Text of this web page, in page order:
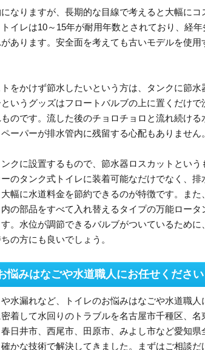
なりますが、長期的な目線で考えると大幅に
イレは10～15年が耐用年数とされており、経
あります。安全面を考えても古いモデルを使
をかけず節水したいという方は、タンクに節
いうグッズはフロートバルブの上に置くだけ
のです。流した後のチョロチョロと流れ続け
ーパーが排水管内に残留する心配もありません。
クに設置するもので、節水器ロスカットという
のタンク式トイレに装着可能なだけでなく、
幅に水道料金を節約できるのが特徴です。ま
の部品をすべて入れ替えるタイプの万能ロー
。水位が調節できるバルブがついているために
の方にも良いでしょう。
悩みはなごや水道職人にお任せください
水漏れなど、トイレのお悩みはなごや水道職
着して水回りのトラブルを名古屋市千種区、
日井市、西尾市、田原市、みよし市など愛知
かな技術で解決してきました。まずはご相談だ